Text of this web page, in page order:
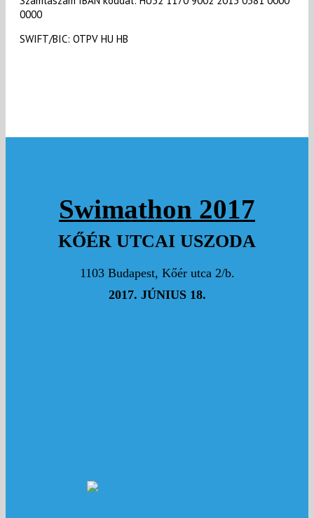
0000
SWIFT/BIC: OTPV HU HB
Swimathon 2017
KŐÉR UTCAI USZODA
1103 Budapest, Kőér utca 2/b.
2017. JÚNIUS 18.